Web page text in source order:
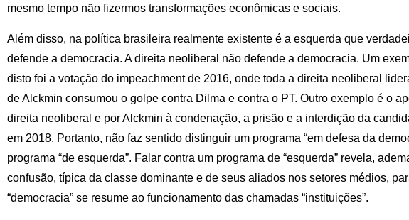
mesmo tempo não fizermos transformações econômicas e sociais.
Além disso, na política brasileira realmente existente é a esquerda que
defende a democracia. A direita neoliberal não defende a democracia. Um
disto foi a votação do impeachment de 2016, onde toda a direita neoliberal
de Alckmin consumou o golpe contra Dilma e contra o PT. Outro exemplo é o
direita neoliberal e por Alckmin à condenação, a prisão e a interdição da
em 2018. Portanto, não faz sentido distinguir um programa “em defesa da
programa “de esquerda”. Falar contra um programa de “esquerda” revela,
confusão, típica da classe dominante e de seus aliados nos setores médios,
“democracia” se resume ao funcionamento das chamadas “instituições”.